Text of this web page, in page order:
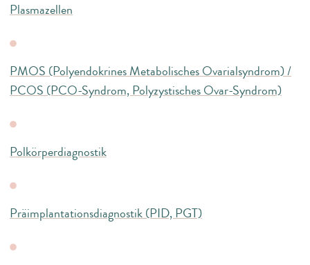
Plasmazellen
PMOS (Polyendokrines Metabolisches Ovarialsyndrom) /
PCOS (PCO-Syndrom, Polyzystisches Ovar-Syndrom)
Polkörperdiagnostik
Präimplantationsdiagnostik (PID, PGT)